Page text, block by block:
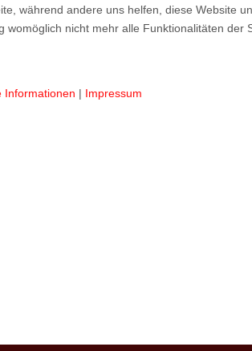
während andere uns helfen, diese Website
nicht mehr alle Funktionalitäten der
Informationen | Impressum